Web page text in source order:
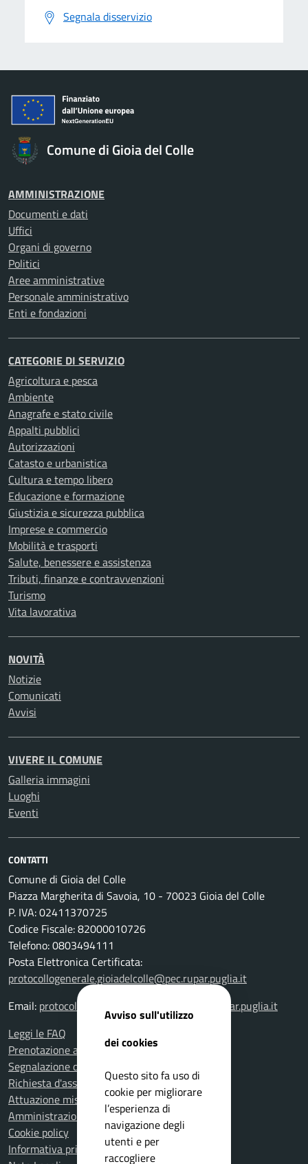
Segnala disservizio
Comune di Gioia del Colle
AMMINISTRAZIONE
Documenti e dati
Uffici
Organi di governo
Politici
Aree amministrative
Personale amministrativo
Enti e fondazioni
CATEGORIE DI SERVIZIO
Agricoltura e pesca
Ambiente
Anagrafe e stato civile
Appalti pubblici
Autorizzazioni
Catasto e urbanistica
Cultura e tempo libero
Educazione e formazione
Giustizia e sicurezza pubblica
Imprese e commercio
Mobilità e trasporti
Salute, benessere e assistenza
Tributi, finanze e contravvenzioni
Turismo
Vita lavorativa
NOVITÀ
Notizie
Comunicati
Avvisi
VIVERE IL COMUNE
Galleria immagini
Luoghi
Eventi
CONTATTI
Comune di Gioia del Colle
Piazza Margherita di Savoia, 10 - 70023 Gioia del Colle
P. IVA: 02411370725
Codice Fiscale: 82000010726
Telefono: 0803494111
Posta Elettronica Certificata:
protocollogenerale.gioiadelcolle@pec.rupar.puglia.it
Email: protocollogenerale.gioiadelcolle@pec.rupar.puglia.it
Leggi le FAQ
Prenotazione appuntamento
Segnalazione disservizio
Richiesta d'assistenza
Attuazione misure PNRR
Amministrazione trasparente
Cookie policy
Informativa privacy
Avviso sull'utilizzo
dei cookies
Questo sito fa uso di
cookie per migliorare
l’esperienza di
navigazione degli
utenti e per
raccogliere